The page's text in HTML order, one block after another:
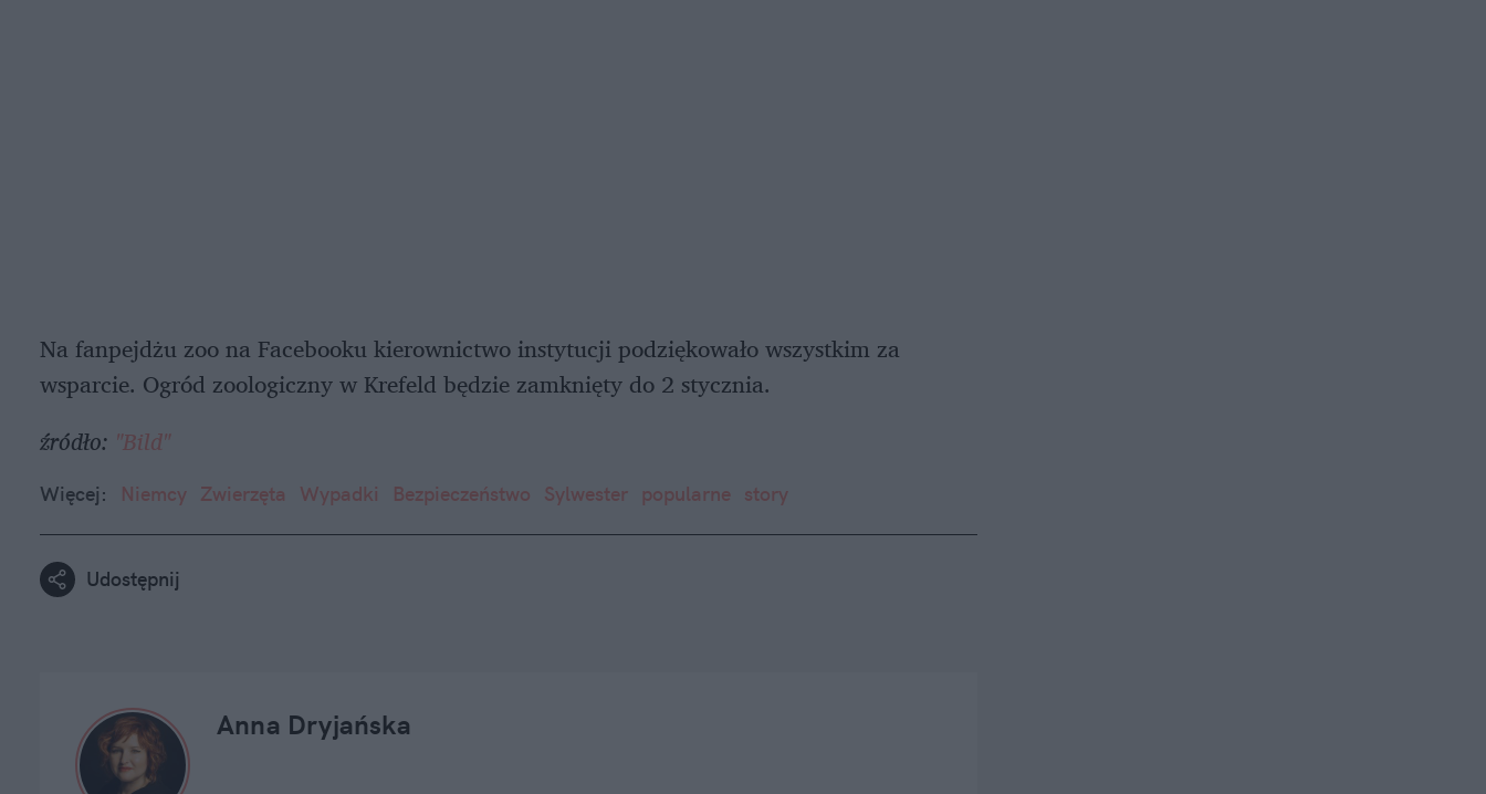
Na fanpejdżu zoo na Facebooku kierownictwo instytucji podziękowało wszystkim za
wsparcie. Ogród zoologiczny w Krefeld będzie zamknięty do 2 stycznia.
źródło: "Bild"
Więcej: Niemcy Zwierzęta Wypadki Bezpieczeństwo Sylwester popularne story
Udostępnij
Anna Dryjańska